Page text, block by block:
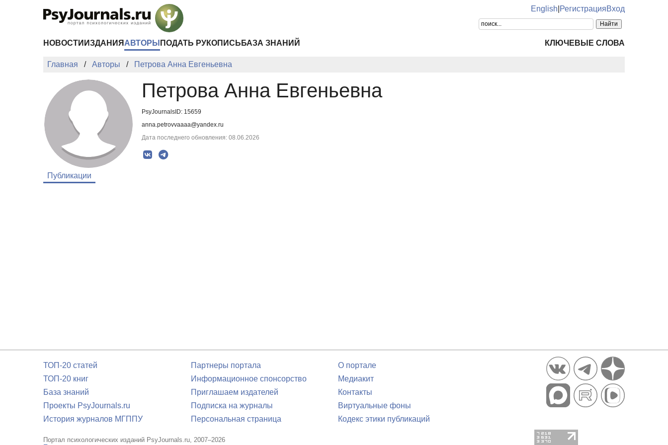
English РегистрацияВход
НОВОСТИ ИЗДАНИЯ АВТОРЫ ПОДАТЬ РУКОПИСЬ БАЗА ЗНАНИЙ КЛЮЧЕВЫЕ СЛОВА
Главная Авторы Петрова Анна Евгеньевна
Петрова Анна Евгеньевна
PsyJournalsID: 15659
anna.petrovvaaaa@yandex.ru
Дата последнего обновления: 08.06.2026
Публикации
ТОП-20 статей
ТОП-20 книг
База знаний
Проекты PsyJournals.ru
История журналов МГППУ
Партнеры портала
Информационное спонсорство
Приглашаем издателей
Подписка на журналы
Персональная страница
О портале
Медиакит
Контакты
Виртуальные фоны
Кодекс этики публикаций
Портал психологических изданий PsyJournals.ru, 2007–2026